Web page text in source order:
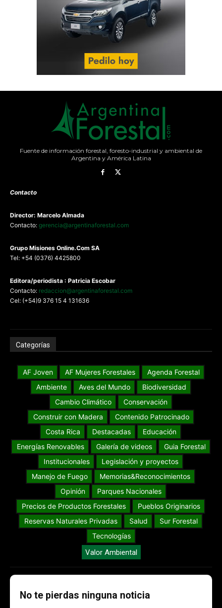
Fuente de información forestal, foresto-industrial y ambiental de
Argentina y América Latina
Contacto
Director: Marcelo Almada
Contacto: gerencia@argentinaforestal.com
Grupo Misiones Online.Com SA
Tel: +54 (0376) 4425800
Editora/periodista : Patricia Escobar
Contacto: redaccion@argentinaforestal.com
Cel: (+54)9 376 15 4 131636
Categorías
AF Joven AF Mujeres Forestales
Agenda Forestal
Ambiente
Aves del Mundo
Biodiversidad
Cambio Climático
Conservación
Construir con Madera
Contenido Patrocinado
Costa Rica
Destacadas
Educación
Energías Renovables
Galería de videos
Guia Forestal
Institucionales
Legislación y proyectos
Manejo de Fuego
Memorias&Reconocimientos
Opinión
Parques Nacionales
Precios de Productos Forestales
Pueblos Originarios
Reservas Naturales Privadas
Salud
Sur Forestal
Tecnologías
Valor Ambiental
No te pierdas ninguna noticia